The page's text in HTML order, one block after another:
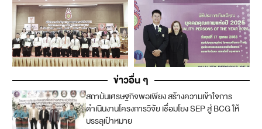
ข่าวอื่น ๆ
สถาบันเศรษฐกิจพอเพียง สร้างความเข้าใจการ
ดำเนินงานโครงการวิจัย เชื่อมโยง SEP สู่ BCG ให้
บรรลุเป้าหมาย